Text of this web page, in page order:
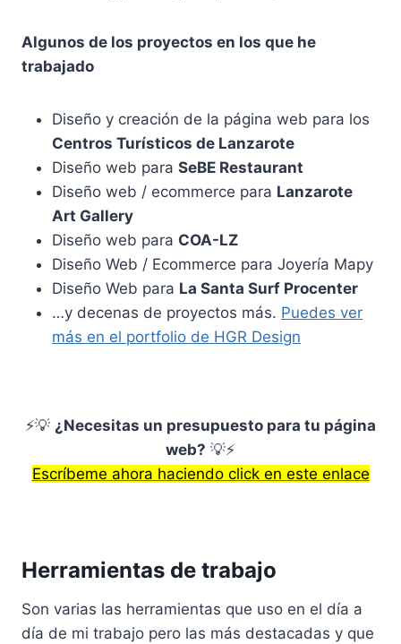
Algunos de los proyectos en los que he
trabajado
Diseño y creación de la página web para los
Centros Turísticos de Lanzarote
Diseño web para SeBE Restaurant
Diseño web / ecommerce para Lanzarote
Art Gallery
Diseño web para COA-LZ
Diseño Web / Ecommerce para Joyería Mapy
Diseño Web para La Santa Surf Procenter
…y decenas de proyectos más. Puedes ver
más en el portfolio de HGR Design
⚡️💡 ¿Necesitas un presupuesto para tu página
web? 💡⚡️
Escríbeme ahora haciendo click en este enlace
Herramientas de trabajo
Son varias las herramientas que uso en el día a
día de mi trabajo pero las más destacadas y que